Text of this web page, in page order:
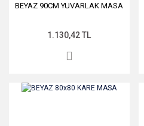
BEYAZ 90CM YUVARLAK MASA
1.130,42 TL